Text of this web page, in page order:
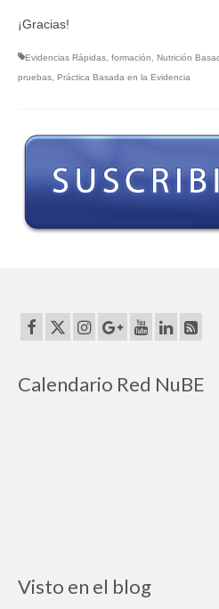
¡Gracias!
Evidencias Rápidas formación Nutrición
pruebas Práctica Basada en la Evidencia
Calendario Red NuBE
Visto en el blog